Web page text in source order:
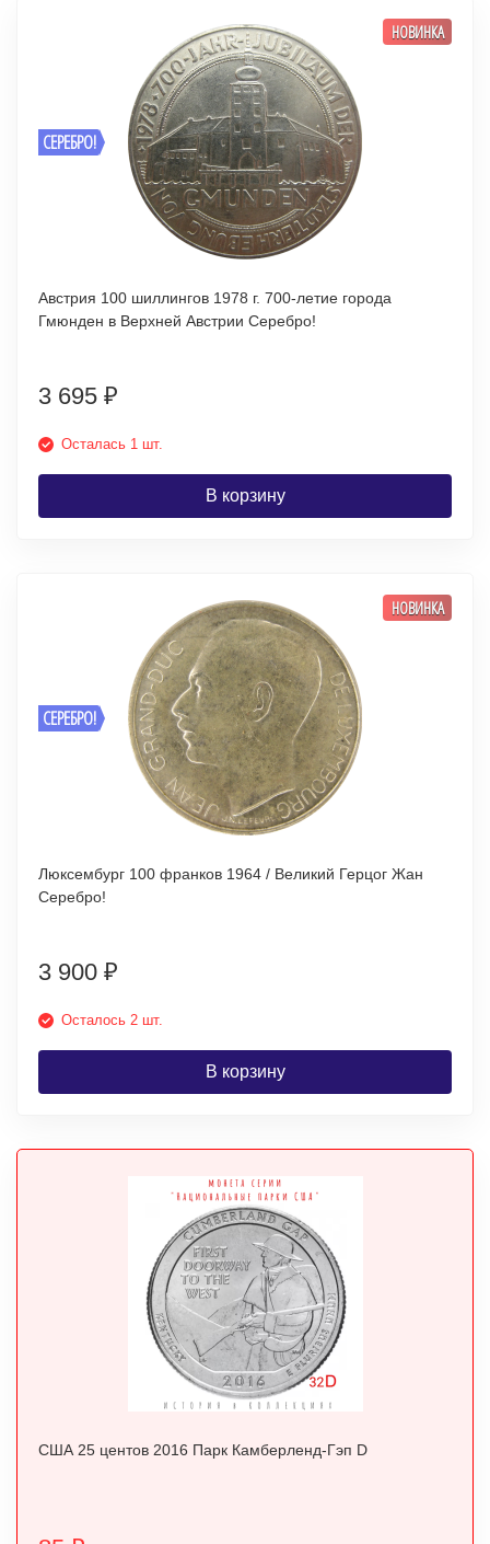
СЕРЕБРО!
НОВИНКА
Австрия 100 шиллингов 1978 г. 700-летие города
Гмюнден в Верхней Австрии Серебро!
3 695 ₽
Осталась 1 шт.
В корзину
СЕРЕБРО!
НОВИНКА
Люксембург 100 франков 1964 / Великий Герцог Жан
Серебро!
3 900 ₽
Осталось 2 шт.
В корзину
США 25 центов 2016 Парк Камберленд-Гэп D